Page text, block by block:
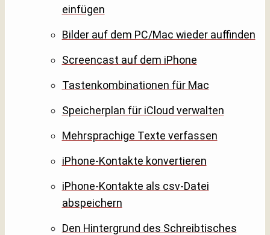
einfügen
Bilder auf dem PC/Mac wieder auffinden
Screencast auf dem iPhone
Tastenkombinationen für Mac
Speicherplan für iCloud verwalten
Mehrsprachige Texte verfassen
iPhone-Kontakte konvertieren
iPhone-Kontakte als csv-Datei
abspeichern
Den Hintergrund des Schreibtisches